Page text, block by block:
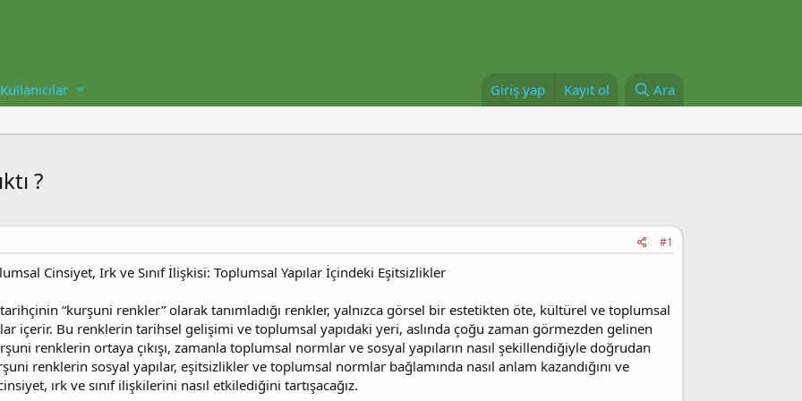
Kullanıcılar Giriş yap Kayıt ol Ara
?
#1
Cinsiyet, Irk ve Sınıf İlişkisi: Toplumsal Yapılar İçindeki Eşitsizlikler
“kurşuni renkler” olarak tanımladığı renkler, yalnızca görsel bir estetikten öte, kültürel ve toplumsal
içerir. Bu renklerin tarihsel gelişimi ve toplumsal yapıdaki yeri, aslında çoğu zaman görmezden gelinen
renklerin ortaya çıkışı, zamanla toplumsal normlar ve sosyal yapıların nasıl şekillendiğiyle doğrudan
renklerin sosyal yapılar, eşitsizlikler ve toplumsal normlar bağlamında nasıl anlam kazandığını ve
ırk ve sınıf ilişkilerini nasıl etkilediğini tartışacağız.